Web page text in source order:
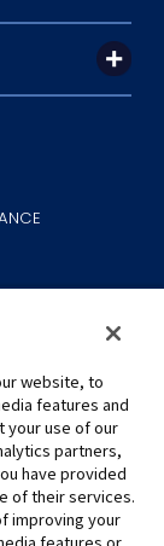
ne peuvent être
différer du
website, to
features and
your use of our
partners,
have provided
of their services.
improving your